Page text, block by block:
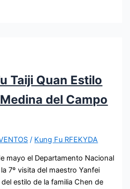
Taiji Quan Estilo
del Campo
/ Kung Fu RFEKYDA
mayo el Departamento Nacional
7º visita del maestro Yanfei
estilo de la familia Chen de